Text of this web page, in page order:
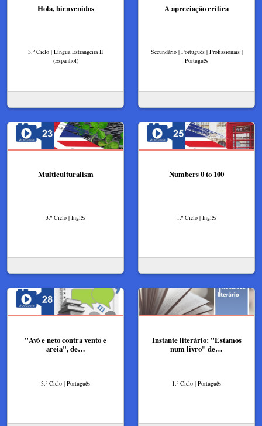
Hola, bienvenidos
3.º Ciclo | Língua Estrangeira II
(Espanhol)
A apreciação crítica
Secundário | Português | Profissionais |
Português
Multiculturalism
3.º Ciclo | Inglês
Numbers 0 to 100
1.º Ciclo | Inglês
"Avó e neto contra vento e
areia", de…
3.º Ciclo | Português
Instante literário: "Estamos
num livro" de…
1.º Ciclo | Português